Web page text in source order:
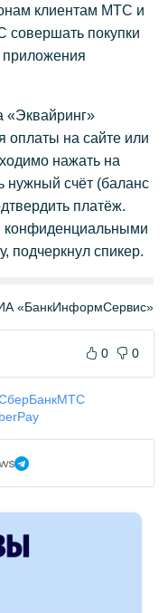
клиентам МТС и
совершать покупки
приложения
«Эквайринг»
оплаты на сайте или
нажать на
нужный счёт (баланс
платёж.
конфиденциальными
подчеркнул спикер.
«БанкИнформСервис»
0 0
МТС